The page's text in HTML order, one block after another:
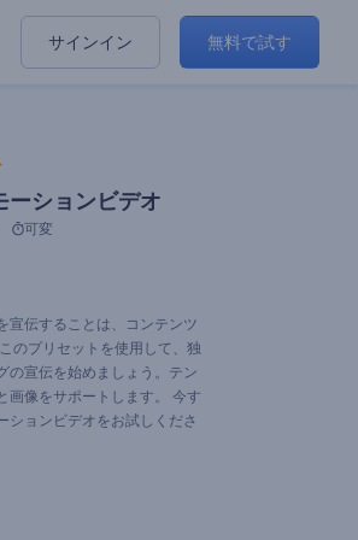
サインイン 無料で試す
ーションビデオ
可変
宣伝することは、コンテンツ
のプリセットを使用して、独
の宣伝を始めましょう。テン
画像をサポートします。 今す
ションビデオをお試しくださ